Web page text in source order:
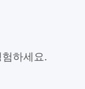
하세요.